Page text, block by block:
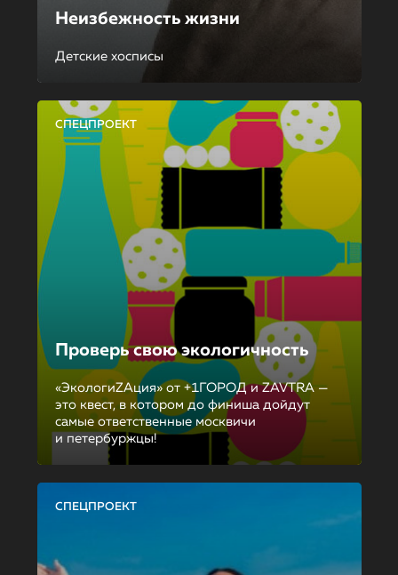
Неизбежность жизни
Детские хосписы
СПЕЦПРОЕКТ
Проверь свою экологичность
«ЭкологиZAция» от +1ГОРОД и ZAVTRA —
это квест, в котором до финиша дойдут
самые ответственные москвичи
и петербуржцы!
СПЕЦПРОЕКТ